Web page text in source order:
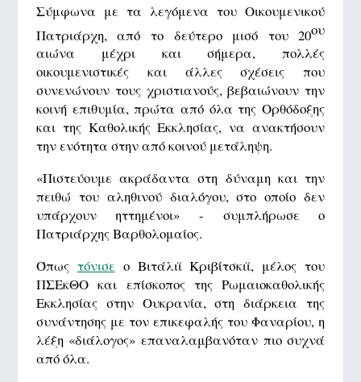
Σύμφωνα με τα λεγόμενα του Οικουμενικού
Πατριάρχη, από το δεύτερο μισό του 20ου
αιώνα μέχρι και σήμερα, πολλές
οικουμενιστικές και άλλες σχέσεις που
συνενώνουν τους χριστιανούς, βεβαιώνουν την
κοινή επιθυμία, πρώτα από όλα της Ορθόδοξης
και της Καθολικής Εκκλησίας, να ανακτήσουν
την ενότητα στην από κοινού μετάληψη.
«Πιστεύουμε ακράδαντα στη δύναμη και την
πειθώ του αληθινού διαλόγου, στο οποίο δεν
υπάρχουν ηττημένοι» - συμπλήρωσε ο
Πατριάρχης Βαρθολομαίος.
Όπως τόνισεο Βιτάλιϊ Κριβίτσκιϊ, μέλος του
ΠΣΕκΘΟ και επίσκοπος της Ρωμαιοκαθολικής
Εκκλησίας στην Ουκρανία, στη διάρκεια της
συνάντησης με τον επικεφαλής του Φαναρίου, η
λέξη «διάλογος» επαναλαμβανόταν πιο συχνά
από όλα.